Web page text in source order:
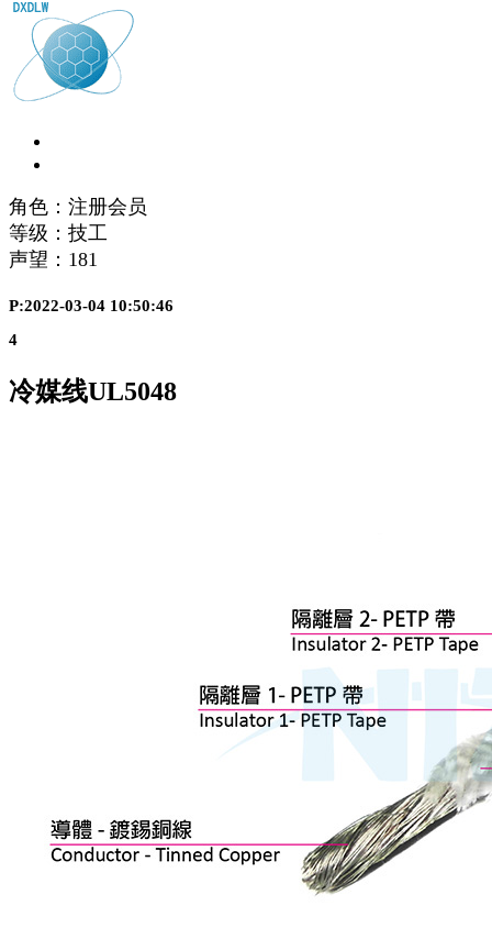
角色：注册会员
等级：技工
声望： 181
P:2022-03-04 10:50:46
4
冷媒线UL5048